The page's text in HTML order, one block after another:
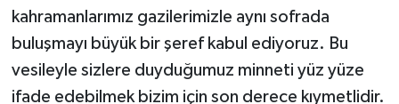
kahramanlarımız gazilerimizle aynı sofrada
buluşmayı büyük bir şeref kabul ediyoruz. Bu
vesileyle sizlere duyduğumuz minneti yüz yüze
ifade edebilmek bizim için son derece kıymetlidir.